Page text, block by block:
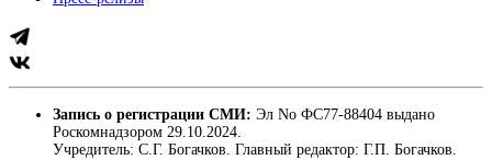
Запись о регистрации СМИ: Эл No ФС77-88404 выдано
Роскомнадзором 29.10.2024.
Учредитель: С.Г. Богачков. Главный редактор: Г.П. Богачков.